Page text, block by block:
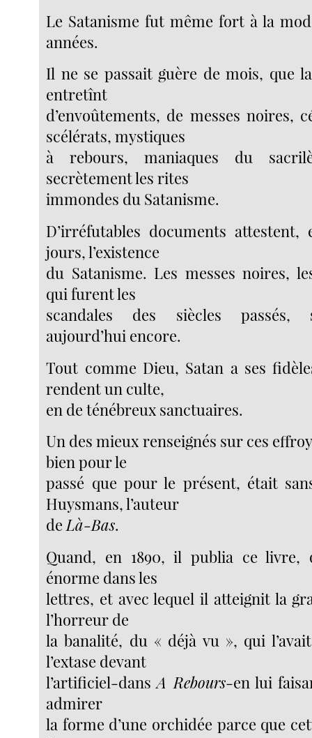
Le Satanisme fut même fort à la
années.
Il ne se passait guère de mois, que
entretînt
d’envoûtements, de messes noires,
scélérats, mystiques
à rebours, maniaques du
secrètement les rites
immondes du Satanisme.
D’irréfutables documents
jours, l’existence
du Satanisme. Les messes noires,
qui furent les
scandales des siècles passés,
aujourd’hui encore.
Tout comme Dieu, Satan a ses
rendent un culte,
en de ténébreux sanctuaires.
Un des mieux renseignés sur ces
bien pour le
passé que pour le présent, était
Huysmans, l’auteur
deLà-Bas.
Quand, en 1890, il publia ce
énorme dans les
lettres, et avec lequel il atteignit la
l’horreur de
la banalité, du « déjà vu », qui
l’extase devant
l’artificiel-dansA Rebours-en lui
admirer
la forme d’une orchidée parce que